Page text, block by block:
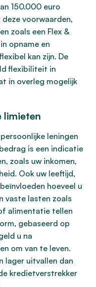
150.000 euro
voorwaarden,
zoals een Flex &
opname en
kan zijn. De
flexibiliteit in
in overleg mogelijk
limieten
leningen
is een indicatie
zoals uw inkomen,
Ook uw leeftijd,
hoeveel u
vaste lasten zoals
alimentatie tellen
gebaseerd op
u na
om van te leven.
lager uitvallen dan
kredietverstrekker